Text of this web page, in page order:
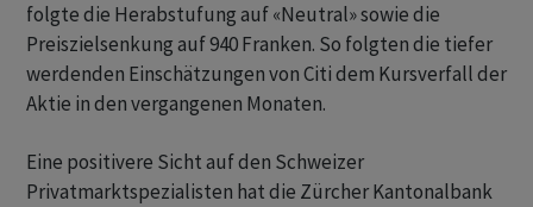
folgte die Herabstufung auf «Neutral» sowie die
Preiszielsenkung auf 940 Franken. So folgten die tiefer
werdenden Einschätzungen von Citi dem Kursverfall der
Aktie in den vergangenen Monaten.
Eine positivere Sicht auf den Schweizer
Privatmarktspezialisten hat die Zürcher Kantonalbank